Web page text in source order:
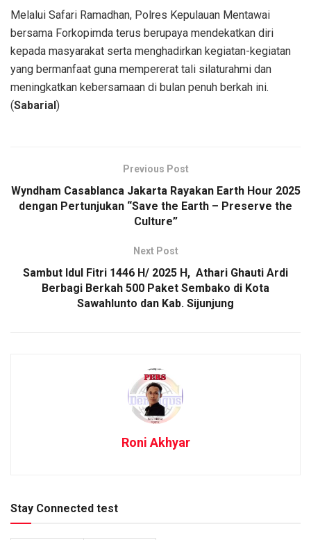
Melalui Safari Ramadhan, Polres Kepulauan Mentawai
bersama Forkopimda terus berupaya mendekatkan diri
kepada masyarakat serta menghadirkan kegiatan-kegiatan
yang bermanfaat guna mempererat tali silaturahmi dan
meningkatkan kebersamaan di bulan penuh berkah ini.
(Sabarial)
Previous Post
Wyndham Casablanca Jakarta Rayakan Earth Hour 2025
dengan Pertunjukan “Save the Earth – Preserve the
Culture”
Next Post
Sambut Idul Fitri 1446 H/ 2025 H, Athari Ghauti Ardi
Berbagi Berkah 500 Paket Sembako di Kota
Sawahlunto dan Kab. Sijunjung
Roni Akhyar
Stay Connected test